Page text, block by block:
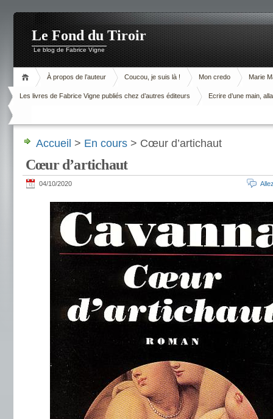
Le Fond du Tiroir
Le blog de Fabrice Vigne
À propos de l’auteur Coucou, je suis là ! Mon credo Marie
Les livres de Fabrice Vigne publiés chez d’autres éditeurs Ecrire d’une main,
Accueil > En cours > Cœur d’artichaut
Cœur d’artichaut
04/10/2020